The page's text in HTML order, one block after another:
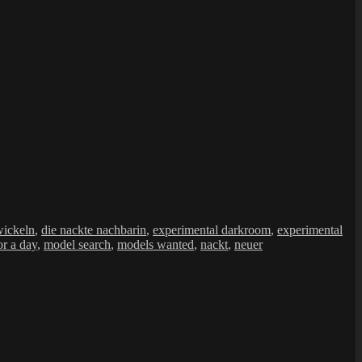
, die nackte nachbarin, experimental darkroom, experimental
a day, model search, models wanted, nackt, neuer